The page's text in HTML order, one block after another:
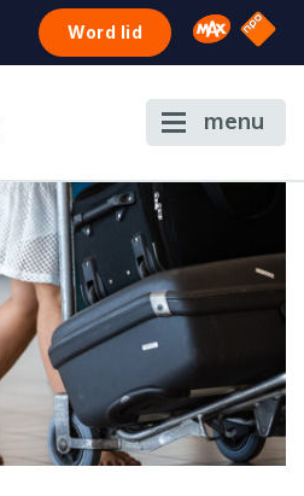
Word lid Omroep
NPO
menu